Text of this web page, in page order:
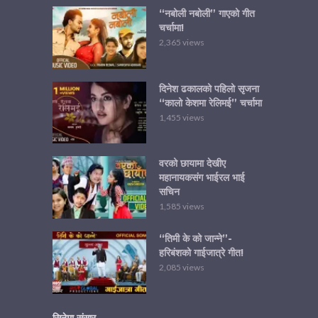
“नबोली नबोली” गाएको गीत
चर्चामा!
2,365 views
दिनेश ढकालको पहिलो सृजना
“कालो केशमा रेलिमई” चर्चामा
1,455 views
वरको छायामा देखीए
महानायकसंग भाईरल भाई
सचिन
1,585 views
“तिमी के को जान्ने”-
हरिबंशको गाईजात्रे गीत!
2,085 views